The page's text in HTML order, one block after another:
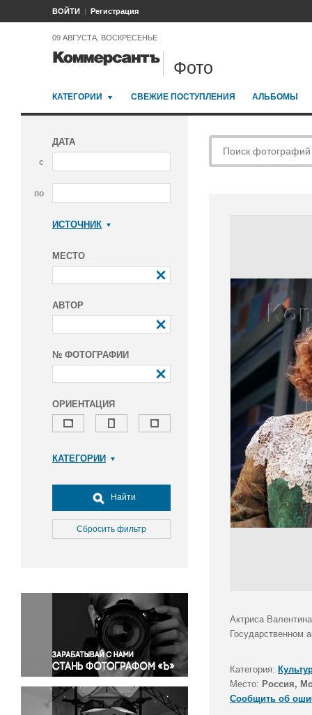
ВОЙТИ Регистрация
09 АВГУСТА, ВОСКРЕСЕНЬЕ
Фото
КАТЕГОРИИ СВЕЖИЕ ПОСТУПЛЕНИЯ АЛЬБОМЫ
ДАТА
с
по
ИСТОЧНИК
МЕСТО
АВТОР
№ ФОТОГРАФИИ
ОРИЕНТАЦИЯ
КАТЕГОРИИ
Досуг, туризм и отдых
Культура
Медицина
Окружающая среда
Политика
Правосудие
Происшествия и конфликты
Религия
Светская жизнь
Спорт
Найти
Сбросить фильтр
Актриса
Государственном
Категория:
Место: Россия,
Сообщить об